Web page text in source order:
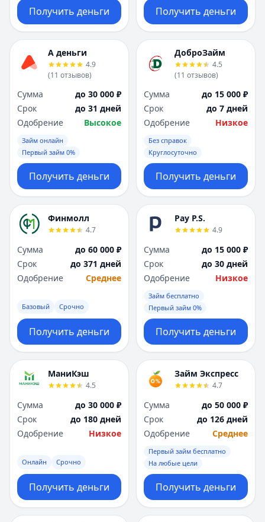
Получить деньги Получить деньги
А деньги
4.9
(11 отзывов)
Сумма
до 30 000 ₽
Срок
до 31 дней
Одобрение
Высокое
Займ онлайн
Первый займ 0%
Получить деньги
ДоброЗайм
4.5
(11 отзывов)
Сумма
до 15 000 ₽
Срок
до 7 дней
Одобрение
Низкое
Без справок
Круглосуточно
Получить деньги
Финмолл
4.7
Сумма
до 60 000 ₽
Срок
до 371 дней
Одобрение
Среднее
Базовый Срочно
Получить деньги
Pay P.S.
4.9
Сумма
до 15 000 ₽
Срок
до 30 дней
Одобрение
Низкое
Займ бесплатно
Первый займ 0%
Получить деньги
МаниКэш
4.5
Сумма
до 30 000 ₽
Срок
до 180 дней
Одобрение
Низкое
Онлайн Срочно
Получить деньги
Займ Экспресс
4.7
Сумма
до 50 000 ₽
Срок
до 126 дней
Одобрение
Среднее
Первый займ бесплатно
На любые цели
Получить деньги